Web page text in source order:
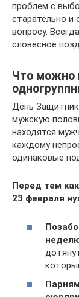
проблем с
старательно и
вопросу.
словесное
Что можно
День
мужскую
находятся
каждому
одинаковые
Перед тем
23 февраля